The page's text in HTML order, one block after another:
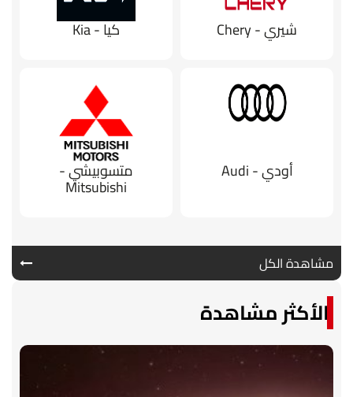
شيري - Chery كيا - Kia
أودي - Audi متسوبيشي -
Mitsubishi
مشاهدة الكل
الأكثر مشاهدة